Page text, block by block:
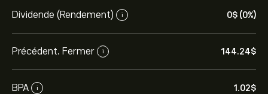
Dividende (Rendement) i 0‎$‎ (0%)
Précédent. Fermer i 144.24‎$‎
BPA i 1.02‎$‎